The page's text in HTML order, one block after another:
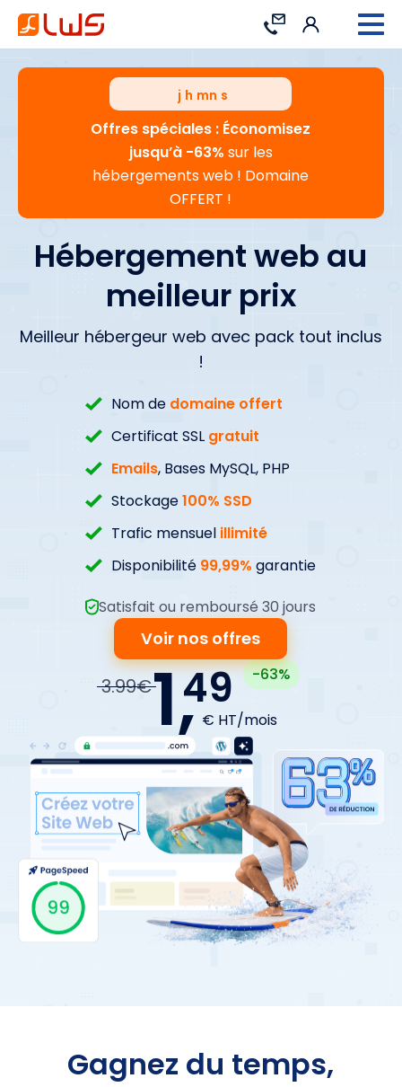
Contact Connexion
j h mn s
Offres spéciales : Économisez
jusqu’à -63% sur les
hébergements web ! Domaine
OFFERT !
Hébergement web au
meilleur prix
Meilleur hébergeur web avec pack tout inclus
!
Nom de domaine offert
Certificat SSL gratuit
Emails, Bases MySQL, PHP
Stockage100% SSD
Trafic mensuel illimité
Disponibilité 99,99% garantie
3.99€1,49
€ HT/mois
-63%
Voir nos offres
Satisfait ou remboursé 30 jours
Gagnez du temps,